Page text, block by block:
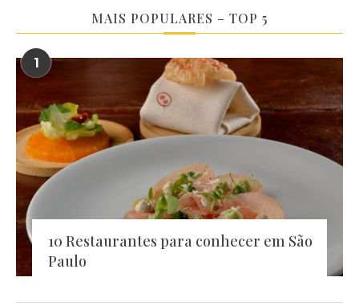
MAIS POPULARES – TOP 5
1
10 Restaurantes para conhecer em São
Paulo